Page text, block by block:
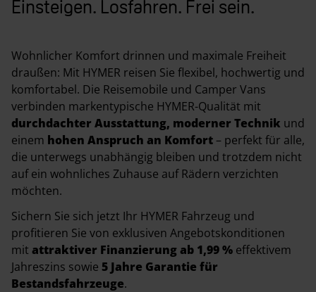
Einsteigen. Losfahren. Frei sein.
Wohnlicher Komfort drinnen und maximale Freiheit
draußen: Mit HYMER reisen Sie flexibel, hochwertig und
komfortabel. Die Reisemobile und Camper Vans
verbinden markentypische HYMER-Qualität mit
durchdachter Ausstattung, moderner Technik und
einem hohen Anspruch an Komfort – perfekt für alle,
die unterwegs unabhängig bleiben und trotzdem nicht
auf ein wohnliches Zuhause auf Rädern verzichten
möchten.
Sichern Sie sich jetzt Ihr HYMER Fahrzeug und
profitieren Sie von exklusiven Angebotskonditionen
mit attraktiver Finanzierung ab 1,99 % effektivem
Jahreszins sowie 5 Jahre Garantie für
Bestandsfahrzeuge.